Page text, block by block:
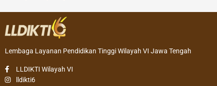
Lembaga Layanan Pendidikan Tinggi Wilayah VI Jawa Tengah
LLDIKTI Wilayah VI
lldikti6